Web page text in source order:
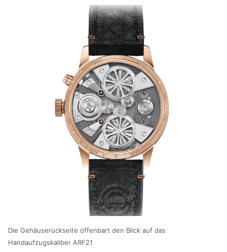
Die Gehäuserückseite offenbart den Blick auf das
Handaufzugskaliber ARF21